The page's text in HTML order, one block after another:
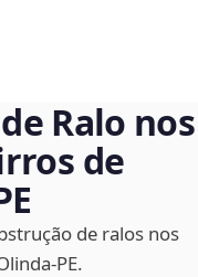
Ralo nos
de
de ralos nos